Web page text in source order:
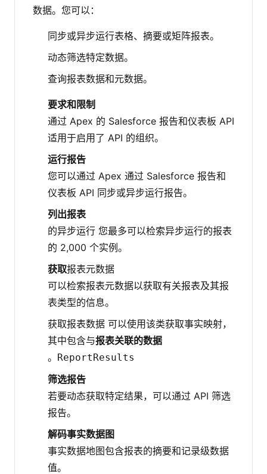
数据。您可以：
同步或异步运行表格、摘要或矩阵报表。
动态筛选特定数据。
查询报表数据和元数据。
要求和限制
通过 Apex 的 Salesforce 报告和仪表板 API
适用于启用了 API 的组织。
运行报告
您可以通过 Apex 通过 Salesforce 报告和
仪表板 API 同步或异步运行报告。
列出报表
的异步运行 您最多可以检索异步运行的报表
的 2,000 个实例。
获取报表元数据
可以检索报表元数据以获取有关报表及其报
表类型的信息。
获取报表数据 可以使用该类获取事实映射，
其中包含与报表关联的数据
。 ReportResults
筛选报告
若要动态获取特定结果，可以通过 API 筛选
报告。
解码事实数据图
事实数据地图包含报表的摘要和记录级数据
值。